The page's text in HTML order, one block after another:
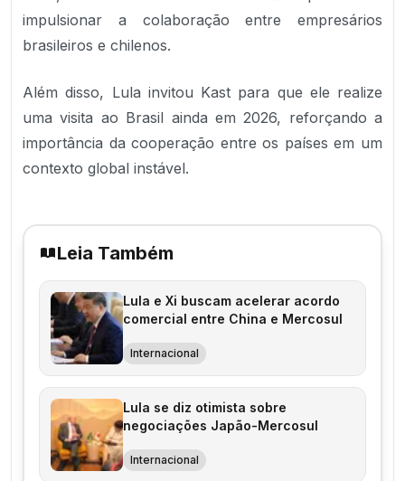
impulsionar a colaboração entre empresários
brasileiros e chilenos.
Além disso, Lula invitou Kast para que ele realize
uma visita ao Brasil ainda em 2026, reforçando a
importância da cooperação entre os países em um
contexto global instável.
Leia Também
Lula e Xi buscam acelerar acordo
comercial entre China e Mercosul
Internacional
Lula se diz otimista sobre
negociações Japão-Mercosul
Internacional